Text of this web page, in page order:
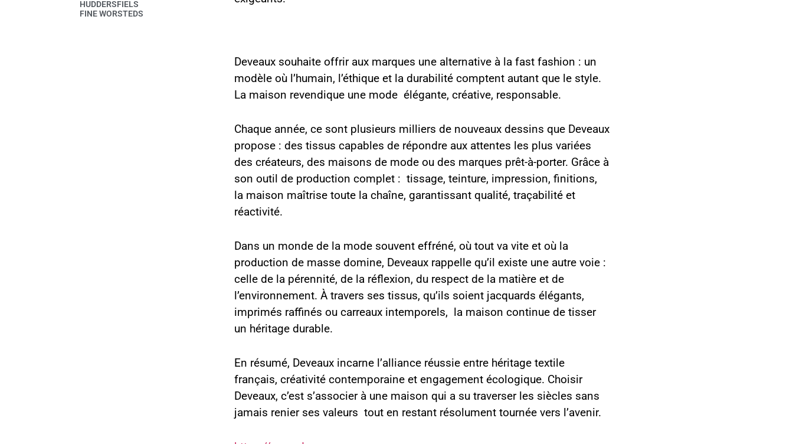
HUDDERSFIELS
FINE WORSTEDS
Deveaux souhaite offrir aux marques une alternative à la fast fashion : un
modèle où l’humain, l’éthique et la durabilité comptent autant que le style.
La maison revendique une mode élégante, créative, responsable.
Chaque année, ce sont plusieurs milliers de nouveaux dessins que Deveaux
propose : des tissus capables de répondre aux attentes les plus variées
des créateurs, des maisons de mode ou des marques prêt-à-porter. Grâce à
son outil de production complet : tissage, teinture, impression, finitions,
la maison maîtrise toute la chaîne, garantissant qualité, traçabilité et
réactivité.
Dans un monde de la mode souvent effréné, où tout va vite et où la
production de masse domine, Deveaux rappelle qu’il existe une autre voie :
celle de la pérennité, de la réflexion, du respect de la matière et de
l’environnement. À travers ses tissus, qu’ils soient jacquards élégants,
imprimés raffinés ou carreaux intemporels, la maison continue de tisser
un héritage durable.
En résumé, Deveaux incarne l’alliance réussie entre héritage textile
français, créativité contemporaine et engagement écologique. Choisir
Deveaux, c’est s’associer à une maison qui a su traverser les siècles sans
jamais renier ses valeurs tout en restant résolument tournée vers l’avenir.